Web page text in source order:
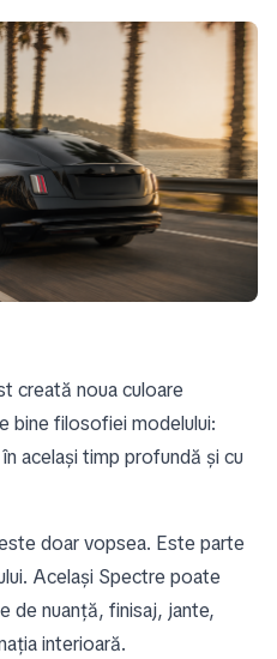
creată noua culoare
bine filosofiei modelului:
același timp profundă și cu
doar vopsea. Este parte
Același Spectre poate
de nuanță, finisaj, jante,
interioară.